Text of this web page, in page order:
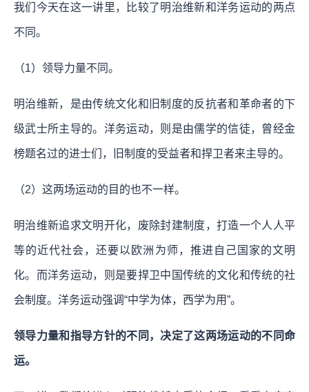
我们今天在这一讲里，比较了明治维新和洋务运动的两点
不同。
（1）领导力量不同。
明治维新，是由传统文化和旧制度的反抗者和革命者的下
级武士所主导的。洋务运动，则是由儒学的信徒，曾经金
榜题名过的进士们，旧制度的受益者和捍卫者来主导的。
（2）这两场运动的目的也不一样。
明治维新追求文明开化，废除封建制度，打造一个人人平
等的近代社会，还要以欧洲为师，推进自己国家的文明
化。而洋务运动，则是要捍卫中国传统的文化和传统的社
会制度。洋务运动强调“中学为体，西学为用”。
领导力量和指导方针的不同，决定了这两场运动的不同命
运。